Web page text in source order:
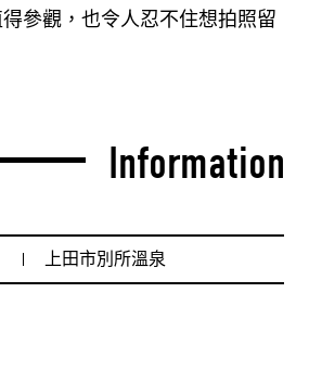
參觀，也令人忍不住想拍照留
Information
上田市別所溫泉